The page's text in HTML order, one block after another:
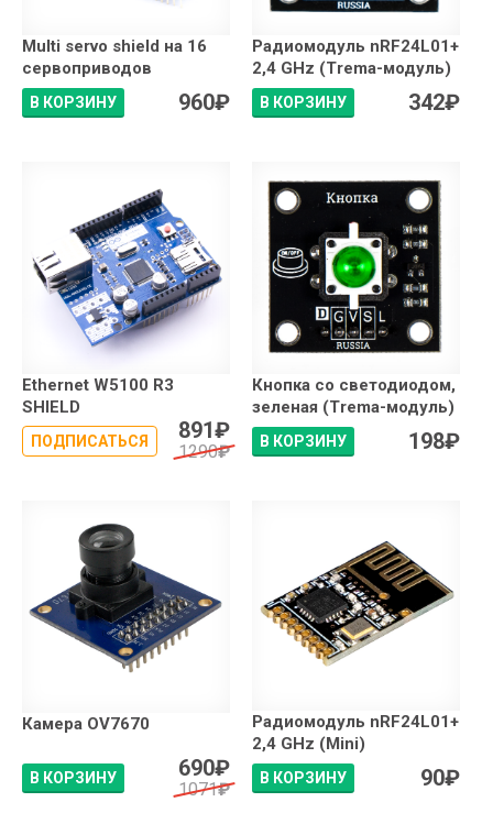
Multi servo shield на 16
сервоприводов
В КОРЗИНУ 960₽
Радиомодуль nRF24L01+
2,4 GHz (Trema-модуль)
В КОРЗИНУ 342₽
Ethernet W5100 R3
SHIELD
ПОДПИСАТЬСЯ 891₽
1290₽
Кнопка со светодиодом,
зеленая (Trema-модуль)
В КОРЗИНУ 198₽
Камера OV7670
В КОРЗИНУ 690₽
1071₽
Радиомодуль nRF24L01+
2,4 GHz (Mini)
В КОРЗИНУ 90₽